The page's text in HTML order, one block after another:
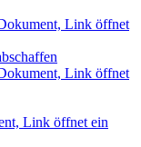
Link öffnet
Link öffnet
Link öffnet ein